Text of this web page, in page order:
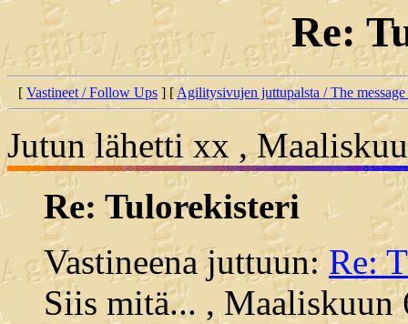
Re:
[ Vastineet / Follow Ups ] [Agilitysivujen juttupalsta / The
Jutun lähetti xx ,
Re: Tulorekisteri
Vastineena juttuun:Re:
Siis mitä... ,